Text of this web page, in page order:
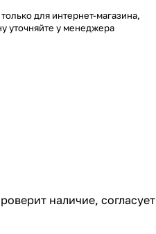
для интернет-магазина,
уточняйте у менеджера
наличие, согласует